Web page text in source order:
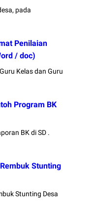
pada
Penilaian
/ doc)
Kelas dan Guru
Program BK
BK di SD .
Stunting
Stunting Desa